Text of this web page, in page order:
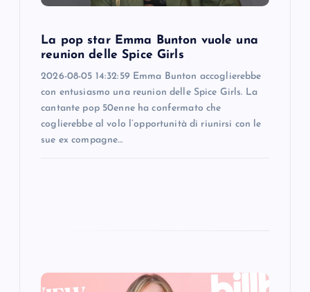
La pop star Emma Bunton vuole una
reunion delle Spice Girls
2026-08-05 14:32:59 Emma Bunton accoglierebbe
con entusiasmo una reunion delle Spice Girls. La
cantante pop 50enne ha confermato che
coglierebbe al volo l’opportunità di riunirsi con le
sue ex compagne…